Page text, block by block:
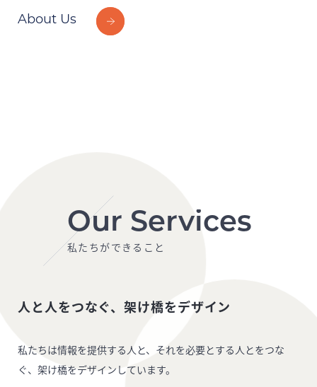
About Us
Our Services
私たちができること
人と人をつなぐ、架け橋をデザイン
私たちは情報を提供する人と、それを必要とする人とをつな
ぐ、架け橋をデザインしています。